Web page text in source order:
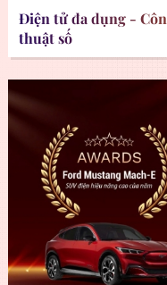
Điện tử đa dụng -
thuật số